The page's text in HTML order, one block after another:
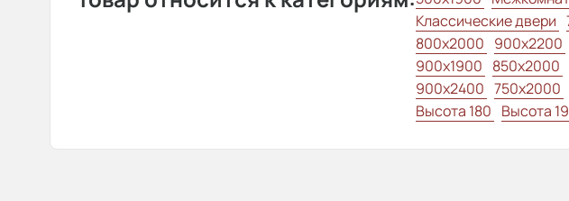
Классические двери
800x2000 900x2200
900x1900 850x2000
900x2400 750x2000
Высота 180 Высота